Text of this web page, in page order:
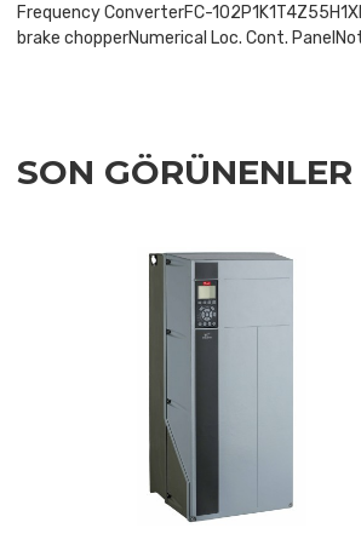
Frequency ConverterFC-
brake chopperNumerical Loc. Cont.
SON GÖRÜNENLER